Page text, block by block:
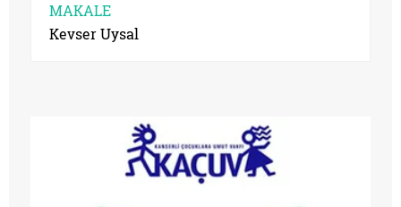
MAKALE
Kevser Uysal